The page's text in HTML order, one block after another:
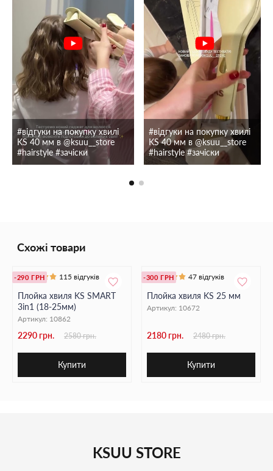
#відгуки на покупку хвилі
KS 40 мм в @ksuu__store
#hairstyle #зачіски
#відгуки на покупку хвилі
KS 40 мм в @ksuu__store
#hairstyle #зачіски
Схожі товари
-290 ГРН 115 відгуків
Плойка хвиля KS SMART
3in1 (18-25мм)
Артикул: 10862
2290 грн. 2580 грн.
Купити
-300 ГРН 47 відгуків
Плойка хвиля KS 25 мм
Артикул: 10672
2180 грн. 2480 грн.
Купити
KSUU STORE